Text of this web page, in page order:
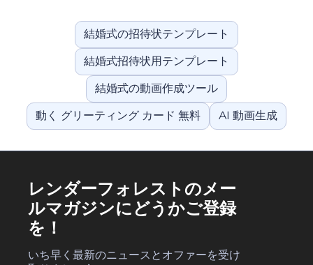
結婚式の招待状テンプレート
結婚式招待状用テンプレート
結婚式の動画作成ツール
動く グリーティング カード 無料 AI 動画生成
レンダーフォレストのメー
ルマガジンにどうかご登録
を！
いち早く最新のニュースとオファーを受け